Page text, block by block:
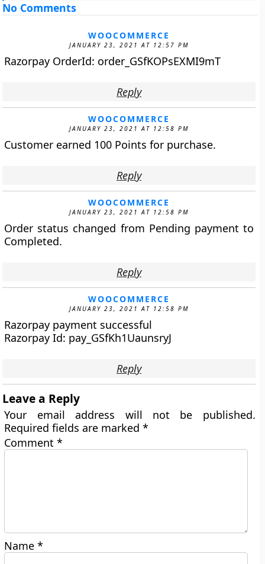
No Comments
WOOCOMMERCE
JANUARY 23, 2021 AT 12:57 PM
Razorpay OrderId: order_GSfKOPsEXMI9mT
Reply
WOOCOMMERCE
JANUARY 23, 2021 AT 12:58 PM
Customer earned 100 Points for purchase.
Reply
WOOCOMMERCE
JANUARY 23, 2021 AT 12:58 PM
Order status changed from Pending payment to
Completed.
Reply
WOOCOMMERCE
JANUARY 23, 2021 AT 12:58 PM
Razorpay payment successful
Razorpay Id: pay_GSfKh1UaunsryJ
Reply
Leave a Reply
Your email address will not be published.
Required fields are marked*
Comment*
Name*